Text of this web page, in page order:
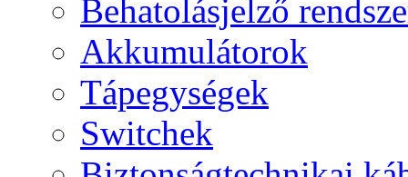
Behatolásjelző
Akkumulátorok
Tápegységek
Switchek